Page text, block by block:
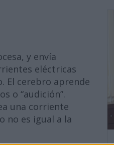
y envía
eléctricas
El cerebro aprende
o “audición”.
una corriente
no es igual a la